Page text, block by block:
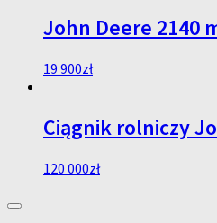
John Deere 2140
19 900zł
Ciągnik rolniczy
120 000zł